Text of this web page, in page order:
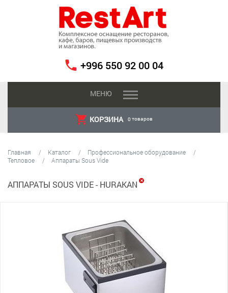
+996 550 92 00 04
МЕНЮ
КОРЗИНА 0 товаров
Главная Каталог
Профессиональное оборудование
Тепловое
Аппараты Sous Vide
АППАРАТЫ SOUS VIDE - HURAKAN ✕